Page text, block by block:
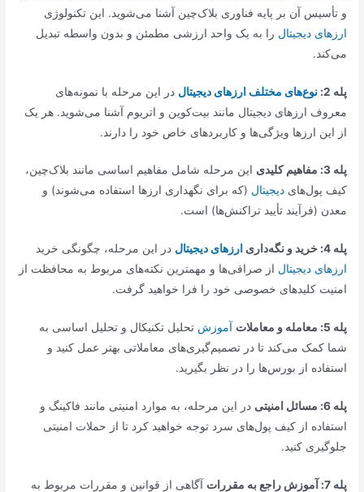
و تأسیس آن بر پایه فناوری بلاک‌چین آشنا می‌شوید. این تکنولوژی
ارزهای دیجیتال را به یک واحد ارزشی مطمئن و بدون واسطه تبدیل
می‌کند.
پله 2: نوع‌های مختلف ارزهای دیجیتال در این مرحله با نمونه‌های
معروف ارزهای دیجیتال مانند بیت‌کوین و اتریوم آشنا می‌شوید. هر یک
از این ارزها ویژگی‌ها و کاربردهای خاص خود را دارند.
پله 3: مفاهیم کلیدی
این مرحله شامل مفاهیم اساسی مانند بلاک‌چین،
کیف پول‌هایدیجیتال (که برای نگهداری ارزها استفاده می‌شوند) و
معدن (فرآیند تأیید تراکنش‌ها) است.
پله 4: خرید و نگه‌داری ارزهای دیجیتال در این مرحله، چگونگی خرید
ارزهای دیجیتال از صرافی‌ها و مهمترین نکته‌های مربوط به محافظت از
امنیت کلیدهای خصوصی خود را فرا خواهید گرفت.
پله 5: معامله و معاملات آموزش تحلیل تکنیکال و تحلیل اساسی به
شما کمک می‌کند تا در تصمیم‌گیری‌های معاملاتی بهتر عمل کنید و
استفاده از بورس‌ها را در نظر بگیرید.
پله 6: مسائل امنیتی
در این مرحله، به موارد امنیتی مانند فاکینگ و
استفاده از کیف پول‌های سرد توجه خواهید کرد تا از حملات امنیتی
جلوگیری کنید.
پله 7: آموزش راجع به مقررات
آگاهی از قوانین و مقررات مربوط به